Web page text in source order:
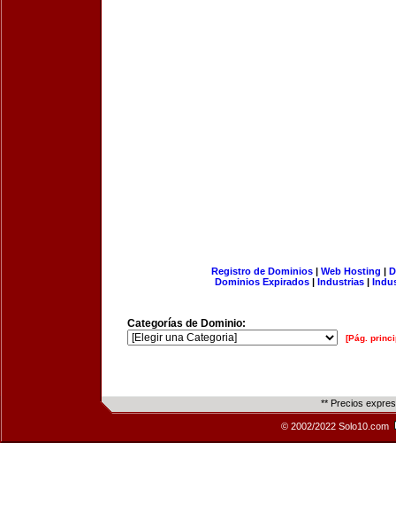
Registro de Dominios| Web Hosting |
Dominios Expirados | Industrias |
Categorías de Dominio:
[Pág.
** Precios
© 2002/2022 Solo10.com